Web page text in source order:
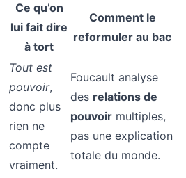
Ce qu’on
lui fait dire
à tort
Comment le
reformuler au bac
Tout est
pouvoir,
donc plus
rien ne
compte
vraiment.
Foucault analyse
des relations de
pouvoir multiples,
pas une explication
totale du monde.